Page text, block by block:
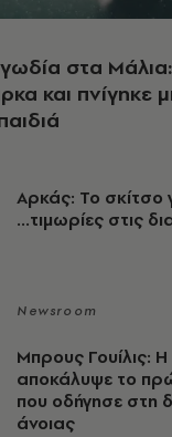
στα
και πνίγηκε
Αρκάς: Το σκίτσο
...τιμωρίες στις
Newsroom
Μπρους Γουίλις:
αποκάλυψε το
που οδήγησε στη
άνοιας